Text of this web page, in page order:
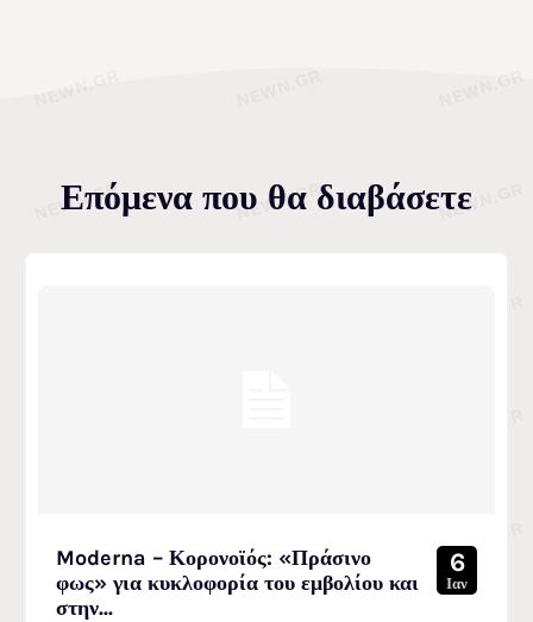
Επόμενα που θα διαβάσετε
Moderna – Κορονοϊός: «Πράσινο
φως» για κυκλοφορία του εμβολίου και
στην...
6
Ιαν